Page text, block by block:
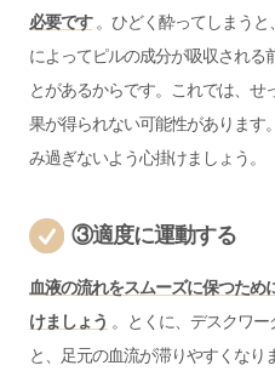
必要です。ひどく酔ってしまうと
によってピルの成分が吸収される
とがあるからです。これでは、せ
果が得られない可能性があります
み過ぎないよう心掛けましょう。
③適度に運動する
血液の流れをスムーズに保つため
けましょう 。とくに、デスクワ
と、足元の血流が滞りやすくなり